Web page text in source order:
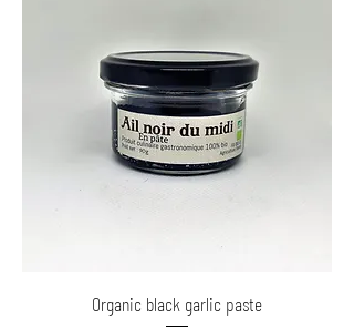
Organic black garlic paste